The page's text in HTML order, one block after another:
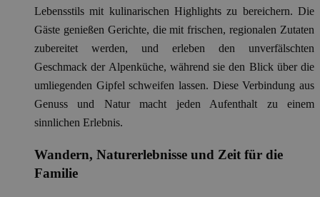
Lebensstils mit kulinarischen Highlights zu bereichern. Die
Gäste genießen Gerichte, die mit frischen, regionalen Zutaten
zubereitet werden, und erleben den unverfälschten
Geschmack der Alpenküche, während sie den Blick über die
umliegenden Gipfel schweifen lassen. Diese Verbindung aus
Genuss und Natur macht jeden Aufenthalt zu einem
sinnlichen Erlebnis.
Wandern, Naturerlebnisse und Zeit für die
Familie